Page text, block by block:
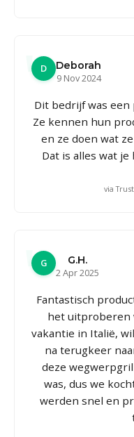
D
Deborah
9 Nov 2024
Dit bedrijf was een
Ze kennen hun
en ze doen wat
Dat is alles wat
via
G
G.H.
2 Apr 2025
Fantastisch
het uitproberen
vakantie in Italië,
na terugkeer
deze
was, dus we
werden snel en